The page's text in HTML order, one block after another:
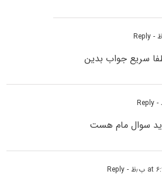
- Reply
- Reply
سوال مام هست
- Reply